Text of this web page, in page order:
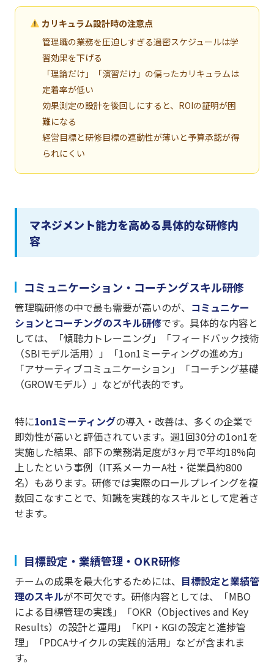
カリキュラム設計時の注意点
管理職の業務を圧迫しすぎる過密スケジュールは学
習効果を下げる
「理論だけ」「演習だけ」の偏ったカリキュラムは
定着率が低い
効果測定の設計を後回しにすると、ROIの証明が困
難になる
経営目標と研修目標の連動性が薄いと予算承認が得
られにくい
マネジメント能力を高める具体的な研修内
容
コミュニケーション・コーチングスキル研修
管理職研修の中で最も需要が高いのが、 コミュニケー
ションとコーチングのスキル研修です。具体的な内容と
しては、「傾聴力トレーニング」「フィードバック技術
（SBIモデル活用）」「1on1ミーティングの進め方」
「アサーティブコミュニケーション」「コーチング基礎
（GROWモデル）」などが代表的です。
特に1on1ミーティングの導入・改善は、多くの企業で
即効性が高いと評価されています。週1回30分の1on1を
実施した結果、部下の業務満足度が3ヶ月で平均18%向
上したという事例（IT系メーカーA社・従業員約800
名）もあります。研修では実際のロールプレイングを複
数回こなすことで、知識を実践的なスキルとして定着さ
せます。
目標設定・業績管理・OKR研修
チームの成果を最大化するためには、 目標設定と業績管
理のスキルが不可欠です。研修内容としては、「MBO
による目標管理の実践」「OKR（Objectives and Key
Results）の設計と運用」「KPI・KGIの設定と進捗管
理」「PDCAサイクルの実践的活用」などが含まれま
す。